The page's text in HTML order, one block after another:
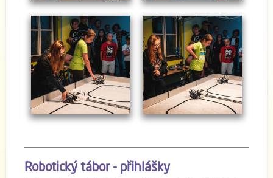
Robotický tábor - přihlášky